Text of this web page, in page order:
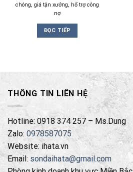
chóng, giá tận xưởng, hổ trợ công
nợ
ĐỌC TIẾP
THÔNG TIN LIÊN HỆ
Hotline: 0918 374 257 – Ms.Dung
Zalo: 0978587075
Website: ihata.vn
Email: sondaihata@gmail.com